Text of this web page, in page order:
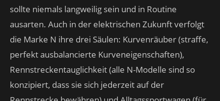
sollte niemals langweilig sein und in Routine
ausarten. Auch in der elektrischen Zukunft verfolgt
die Marke N ihre drei Säulen: Kurvenräuber (straffe,
perfekt ausbalancierte Kurveneigenschaften),
Rennstreckentauglichkeit (alle N-Modelle sind so
konzipiert, dass sie sich jederzeit auf der